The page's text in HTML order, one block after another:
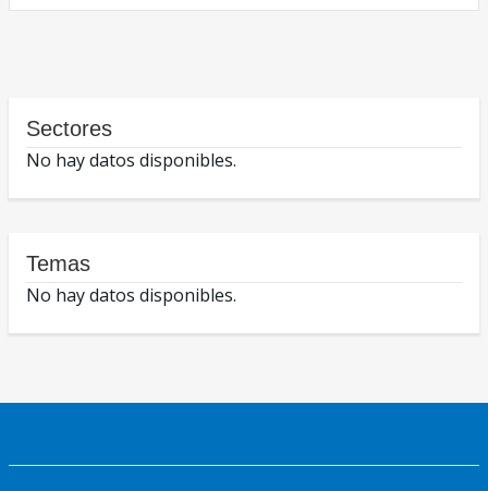
Sectores
No hay datos disponibles.
Temas
No hay datos disponibles.